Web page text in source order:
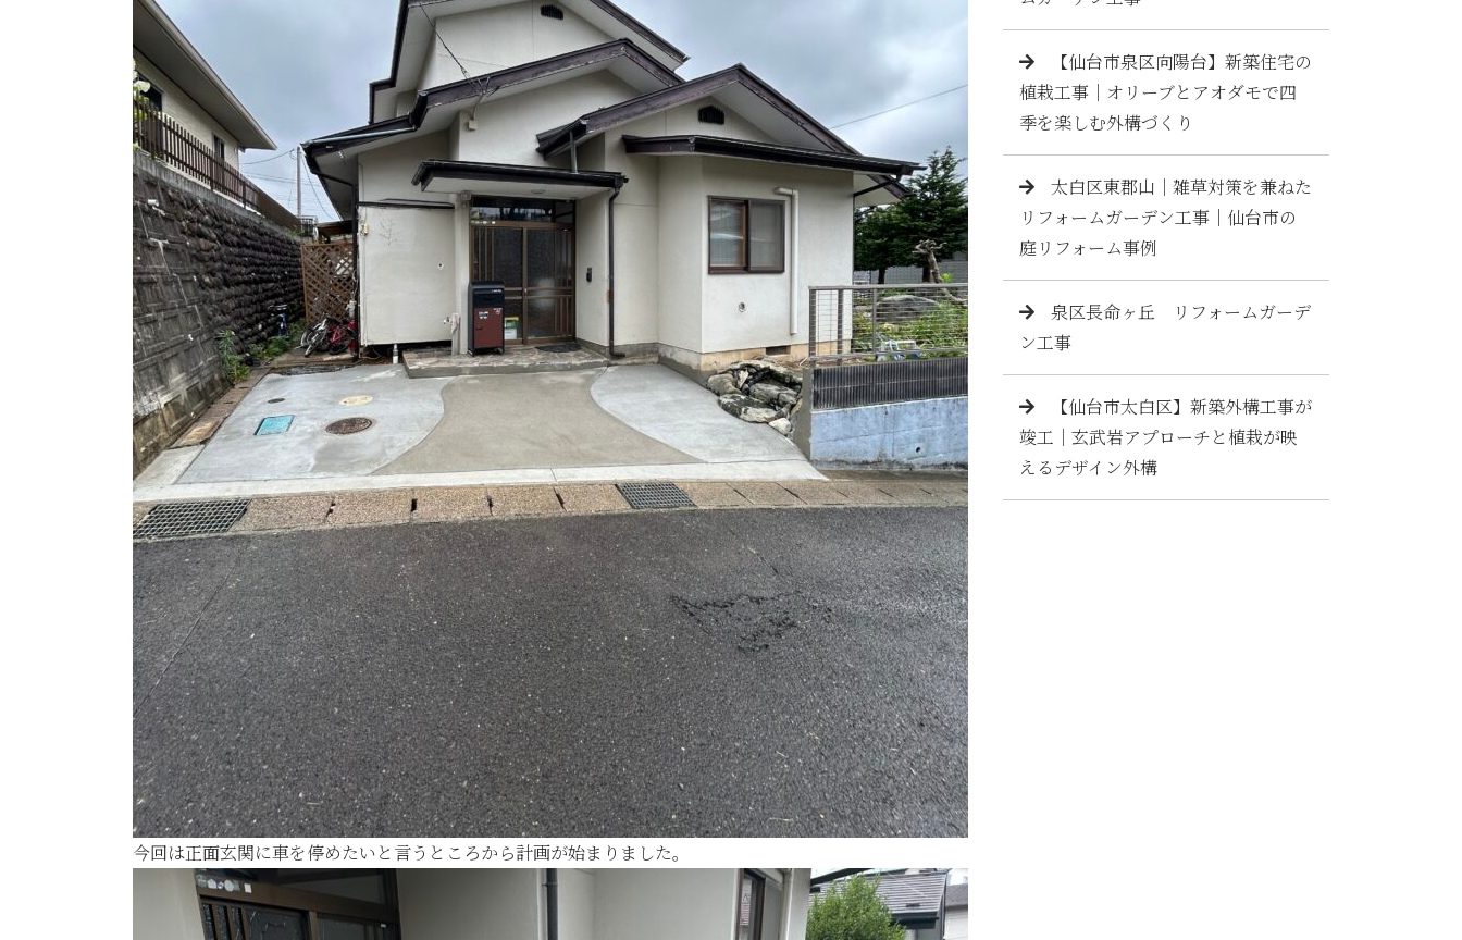
今回は正面玄関に車を停めたいと言うところから計画が始まりました。
【仙台市泉区向陽台】新築住宅の
植栽工事｜オリーブとアオダモで四
季を楽しむ外構づくり
太白区東郡山｜雑草対策を兼ねた
リフォームガーデン工事｜仙台市の
庭リフォーム事例
泉区長命ヶ丘 リフォームガーデ
ン工事
【仙台市太白区】新築外構工事が
竣工｜玄武岩アプローチと植栽が映
えるデザイン外構